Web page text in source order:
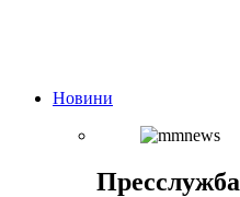
Новини
Пресслужба